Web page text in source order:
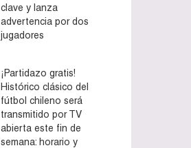
clave y lanza
advertencia por dos
jugadores
¡Partidazo gratis!
Histórico clásico del
fútbol chileno será
transmitido por TV
abierta este fin de
semana: horario y